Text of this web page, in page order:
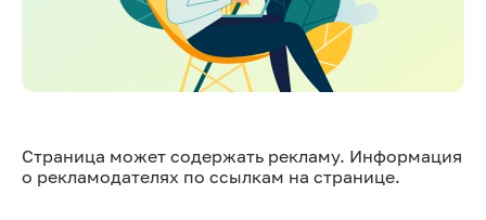
Страница может содержать рекламу. Информация
о рекламодателях по ссылкам на странице.